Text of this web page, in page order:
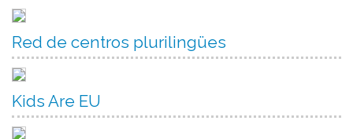
Red de centros plurilingües
Kids Are EU